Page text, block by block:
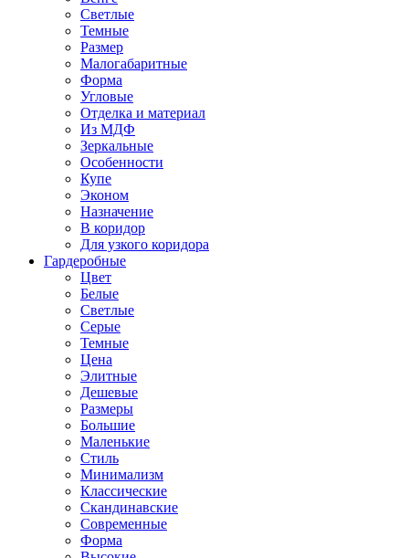
Светлые
Темные
Размер
Малогабаритные
Форма
Угловые
Отделка и материал
Из МДФ
Зеркальные
Особенности
Купе
Эконом
Назначение
В коридор
Для узкого коридора
Гардеробные
Цвет
Белые
Светлые
Серые
Темные
Цена
Элитные
Дешевые
Размеры
Большие
Маленькие
Стиль
Минимализм
Классические
Скандинавские
Современные
Форма